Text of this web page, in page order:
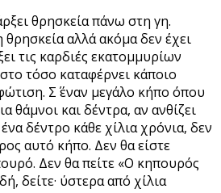
θρησκεία πάνω στη γη.
θρησκεία αλλά ακόμα δεν έχει
τις καρδιές εκατομμυρίων
τόσο καταφέρνει κάποιο
Σ΄ έναν μεγάλο κήπο όπου
θάμνοι και δέντρα, αν ανθίζει
δέντρο κάθε χίλια χρόνια, δεν
αυτό κήπο. Δεν θα είστε
Δεν θα πείτε «Ο κηπουρός
δείτε· ύστερα από χίλια